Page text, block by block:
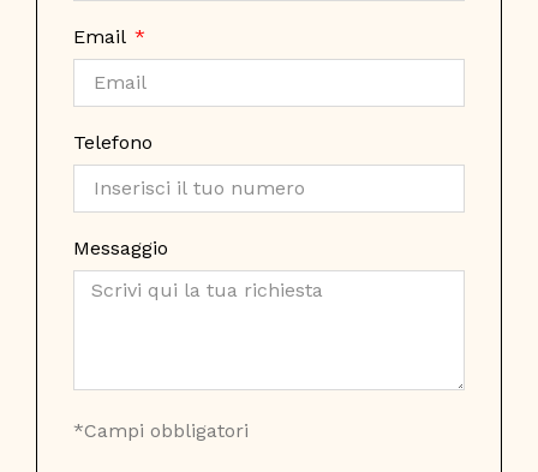
Email
Telefono
Messaggio
*Campi obbligatori